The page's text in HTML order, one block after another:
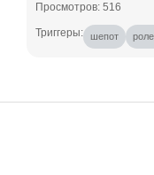
Просмотров: 516
шепот